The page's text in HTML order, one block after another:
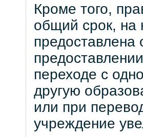
Кроме того,
общий срок, на
предоставлена
переходе с
другую
или при
учреждение